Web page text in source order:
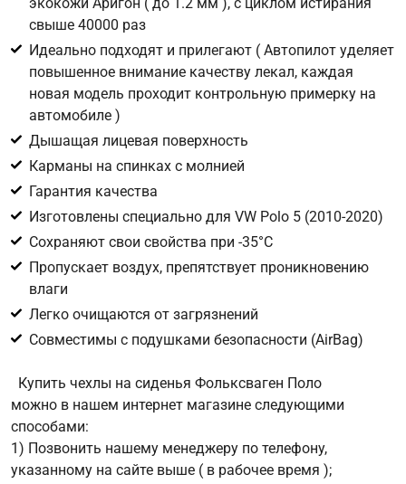
Соглашение об обработке персональных данных
Для подтверждения своего согласия на обработку ваших
персональных данных в целях исполнения запроса введите
в поле ниже цифру
свыше 40000 раз
Идеально подходят и прилегают ( Автопилот уделяет
повышенное внимание качеству лекал, каждая
новая модель проходит контрольную примерку на
автомобиле )
Дышащая лицевая поверхность
Карманы на спинках с молнией
Гарантия качества
Изготовлены специально для VW Polo 5 (2010-2020)
Сохраняют свои свойства при -35°С
Пропускает воздух, препятствует проникновению
влаги
Легко очищаются от загрязнений
Совместимы с подушками безопасности (AirBag)
Купить чехлы на сиденья Фольксваген Поло
можно в нашем интернет магазине следующими
способами:
1) Позвонить нашему менеджеру по телефону,
указанному на сайте выше ( в рабочее время );